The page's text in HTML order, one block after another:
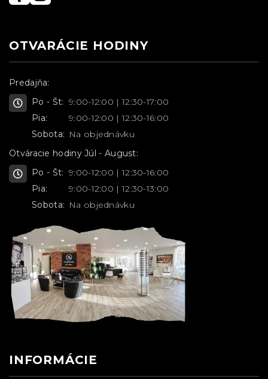
OTVARÁCIE HODINY
Predajňa:
Po - Št: 9:00-12:00 | 12:30-17:00
Pia:
9:00-12:00 | 12:30-16:00
Sobota: Na objednávku
Otváracie hodiny Júl - August:
Po - Št: 9:00-12:00 | 12:30-16:00
Pia:
9:00-12:00 | 12:30-13:00
Sobota: Na objednávku
INFORMÁCIE